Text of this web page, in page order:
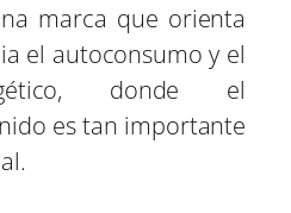
marca que orienta
el autoconsumo y el
donde el
es tan importante